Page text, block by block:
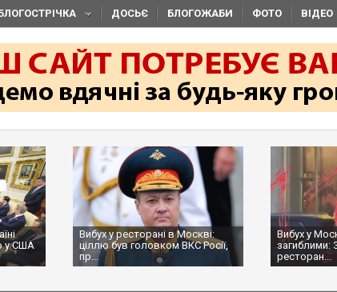
ДОСЬЄ БЛОГОЖАБИ ФОТО ВІДЕО
у США
Вибух у ресторані в Москві:
ціллю був головком ВКС Росії,
пр...
Вибух у
загиблими:
ресторан...